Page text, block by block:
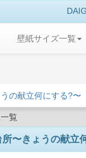
壁紙サイズ一覧
の献立何にする?〜
覧
所〜きょうの献